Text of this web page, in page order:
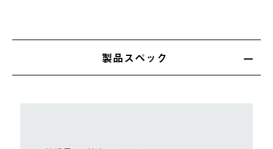
製品スペック